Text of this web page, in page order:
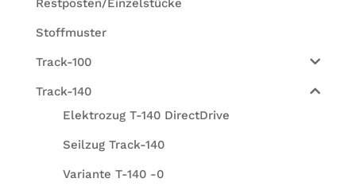
Restposten/Einzelstücke
Stoffmuster
Track-100
Track-140
Elektrozug T-140 DirectDrive
Seilzug Track-140
Variante T-140 -0